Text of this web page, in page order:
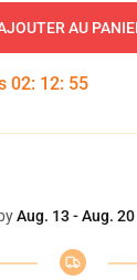
AU
02: 12: 54
Aug. 13 - Aug. 20